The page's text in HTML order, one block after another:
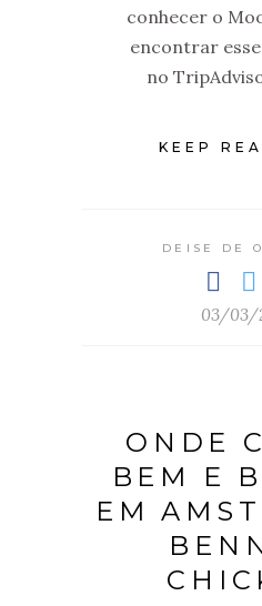
conhecer o
encontrar
no
KEEP
DEISE DE
03/03/
ONDE
BEM E
EM